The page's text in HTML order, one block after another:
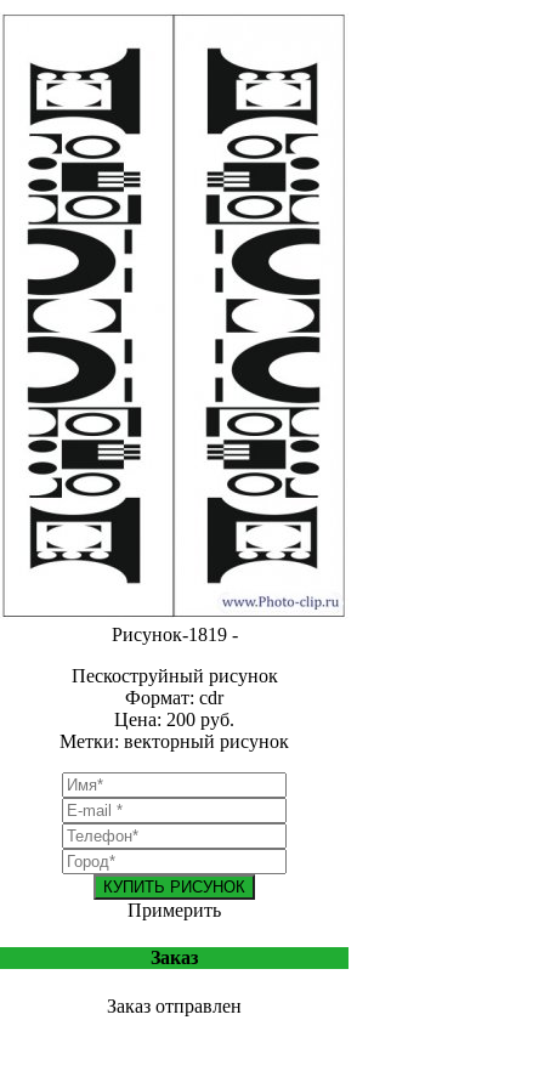
Рисунок-1819 -
Пескоструйный рисунок
Формат: cdr
Цена: 200 руб.
Метки: векторный рисунок
КУПИТЬ РИСУНОК
Примерить
Заказ
Заказ отправлен